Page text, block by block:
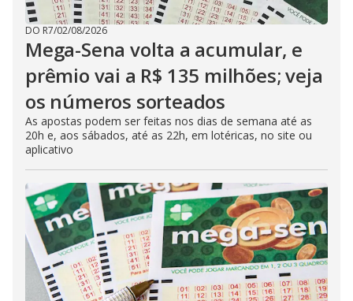
DO R7/02/08/2026
Mega-Sena volta a acumular, e
prêmio vai a R$ 135 milhões; veja
os números sorteados
As apostas podem ser feitas nos dias de semana até as
20h e, aos sábados, até as 22h, em lotéricas, no site ou
aplicativo